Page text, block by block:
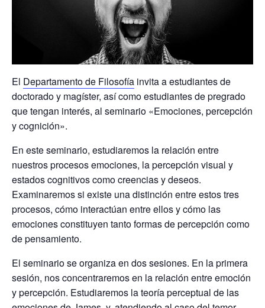
El Departamento de Filosofía invita a estudiantes de
doctorado y magíster, así como estudiantes de pregrado
que tengan interés, al seminario «Emociones, percepción
y cognición».
En este seminario, estudiaremos la relación entre
nuestros procesos emociones, la percepción visual y
estados cognitivos como creencias y deseos.
Examinaremos si existe una distinción entre estos tres
procesos, cómo interactúan entre ellos y cómo las
emociones constituyen tanto formas de percepción como
de pensamiento.
El seminario se organiza en dos sesiones. En la primera
sesión, nos concentraremos en la relación entre emoción
y percepción. Estudiaremos la teoría perceptual de las